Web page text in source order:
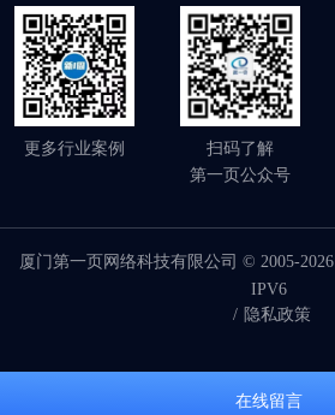
更多行业案例
扫码了解
第一页公众号
厦门第一页网络科技有限公司 © 2005-2026
IPV6
/ 隐私政策
在线留言